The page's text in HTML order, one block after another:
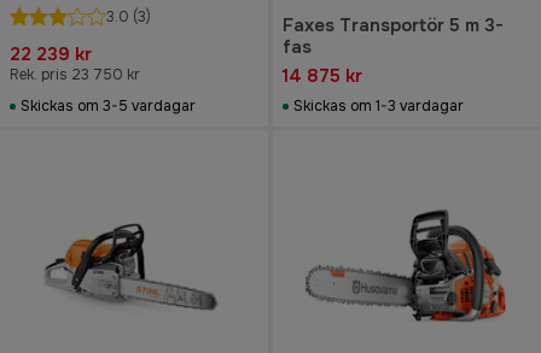
3.0 (3)
22 239 kr
Rek. pris 23 750 kr
Skickas om 3-5 vardagar
Faxes Transportör 5 m 3-
fas
14 875 kr
Skickas om 1-3 vardagar